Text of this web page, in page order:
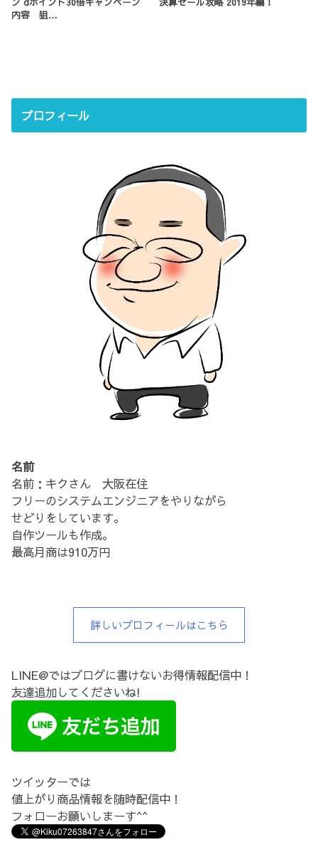
内容 狙…
プロフィール
名前
名前：キクさん 大阪在住
フリーのシステムエンジニアをやりながら
せどりをしています。
自作ツールも作成。
最高月商は910万円
詳しいプロフィールはこちら
LINE@ではブログに書けないお得情報配信中！
友達追加してくださいね!
ツイッターでは
値上がり商品情報を随時配信中！
フォローお願いしまーす^^